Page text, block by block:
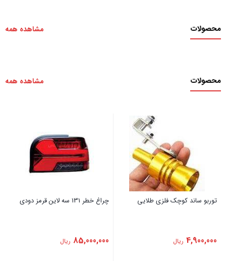
محصولات مشاهده همه
محصولات مشاهده همه
توربو ساند کوچک فلزی طلایی
4,900,000 ریال
چراغ خطر 131 سه لاین قرمز دودی
85,000,000 ریال